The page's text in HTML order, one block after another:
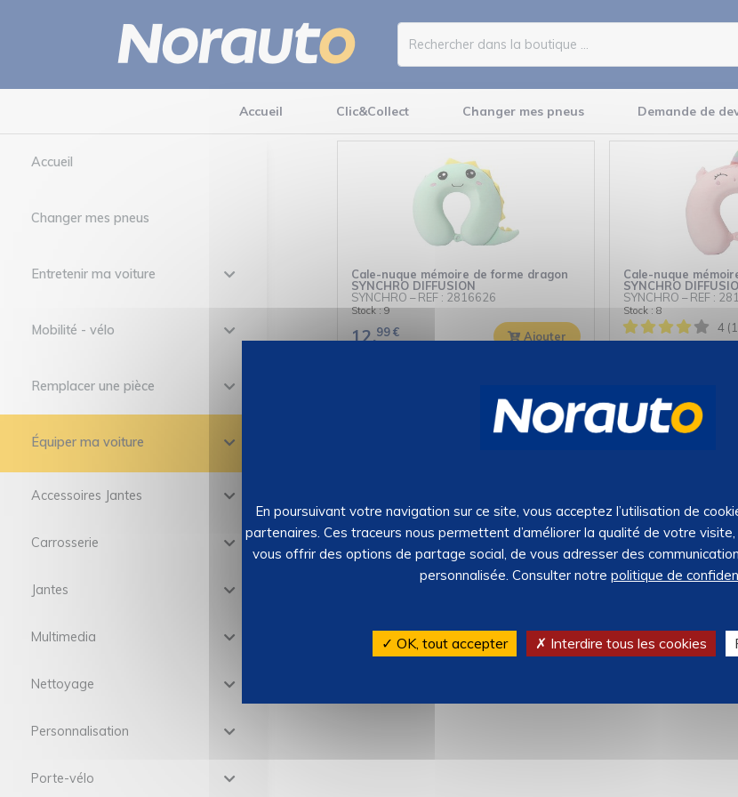
Accueil Clic&Collect Changer mes pneus Demande de
Accueil
Changer mes pneus
Entretenir ma voiture
Mobilité - vélo
Remplacer une pièce
Équiper ma voiture
Accessoires Jantes
Carrosserie
Jantes
Multimedia
Nettoyage
Personnalisation
Porte-vélo
Cale-nuque mémoire de forme dragon
SYNCHRO DIFFUSION
SYNCHRO –REF : 2816626
Stock : 9
12,99 € Ajouter
Cale-nuque
SYNCHRO
SYNCHRO –REF :
Stock : 8
4
En poursuivant votre navigation sur ce site, vous acceptez l’utilisation de
partenaires. Ces traceurs nous permettent d’améliorer la qualité de votre
vous offrir des options de partage social, de vous adresser des
personnalisée. Consulter notre politique de
✓ OK, tout accepter ✗ Interdire tous les cookies